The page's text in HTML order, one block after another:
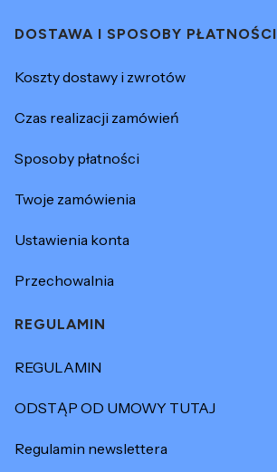
DOSTAWA I SPOSOBY PŁATNOŚCI
Koszty dostawy i zwrotów
Czas realizacji zamówień
Sposoby płatności
Twoje zamówienia
Ustawienia konta
Przechowalnia
REGULAMIN
REGULAMIN
ODSTĄP OD UMOWY TUTAJ
Regulamin newslettera